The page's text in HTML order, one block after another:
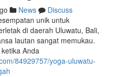
News
Discuss
unik untuk
di daerah Uluwatu, Bali,
lautan sangat memukau.
Anda
84929757/yoga-uluwatu-